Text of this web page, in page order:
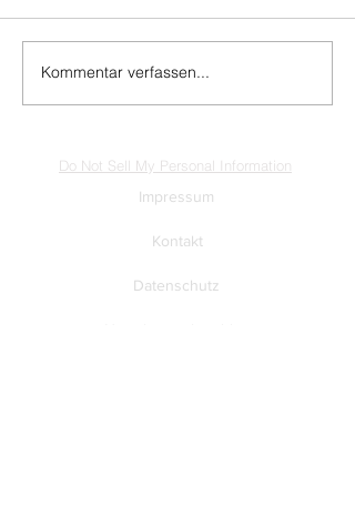
Kommentar verfassen...
Do Not Sell My Personal Information
Impressum
Kontakt
Datenschutz